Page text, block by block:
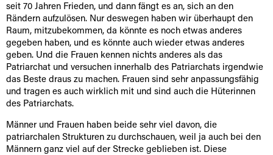
seit 70 Jahren Frieden, und dann fängt es an, sich an den
Rändern aufzulösen. Nur deswegen haben wir überhaupt den
Raum, mitzubekommen, da könnte es noch etwas anderes
gegeben haben, und es könnte auch wieder etwas anderes
geben. Und die Frauen kennen nichts anderes als das
Patriarchat und versuchen innerhalb des Patriarchats irgendwie
das Beste draus zu machen. Frauen sind sehr anpassungsfähig
und tragen es auch wirklich mit und sind auch die Hüterinnen
des Patriarchats.
Männer und Frauen haben beide sehr viel davon, die
patriarchalen Strukturen zu durchschauen, weil ja auch bei den
Männern ganz viel auf der Strecke geblieben ist. Diese